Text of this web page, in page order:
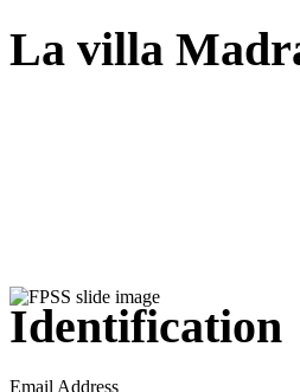
La villa
Identification
Email Address